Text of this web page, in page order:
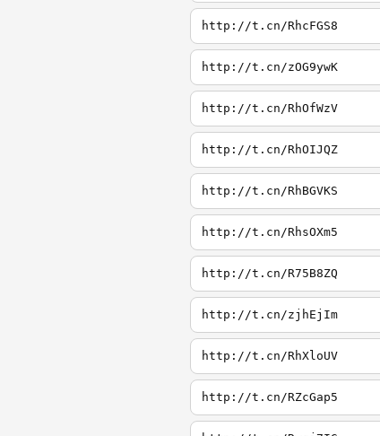
http://t.cn/RhcFGS8
http://t.cn/zOG9ywK
http://t.cn/RhOfWzV
http://t.cn/RhOIJQZ
http://t.cn/RhBGVKS
http://t.cn/RhsOXm5
http://t.cn/R75B8ZQ
http://t.cn/zjhEjIm
http://t.cn/RhXloUV
http://t.cn/RZcGap5